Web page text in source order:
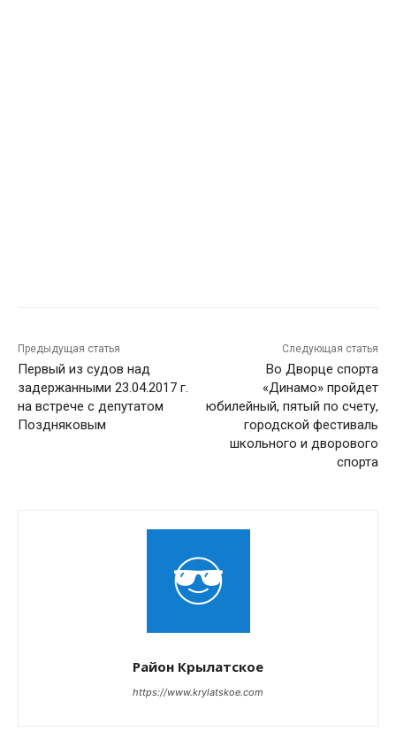
Предыдущая статья
Первый из судов над
задержанными 23.04.2017 г.
на встрече с депутатом
Поздняковым
Следующая статья
Во Дворце спорта
«Динамо» пройдет
юбилейный, пятый по счету,
городской фестиваль
школьного и дворового
спорта
Район Крылатское
https://www.krylatskoe.com